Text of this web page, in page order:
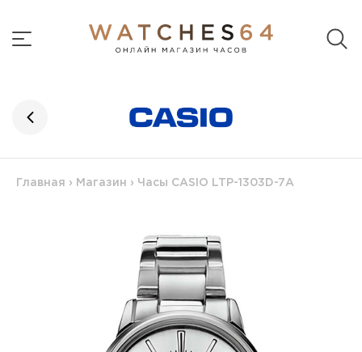
Главная › Магазин › Часы CASIO LTP-1303D-7A